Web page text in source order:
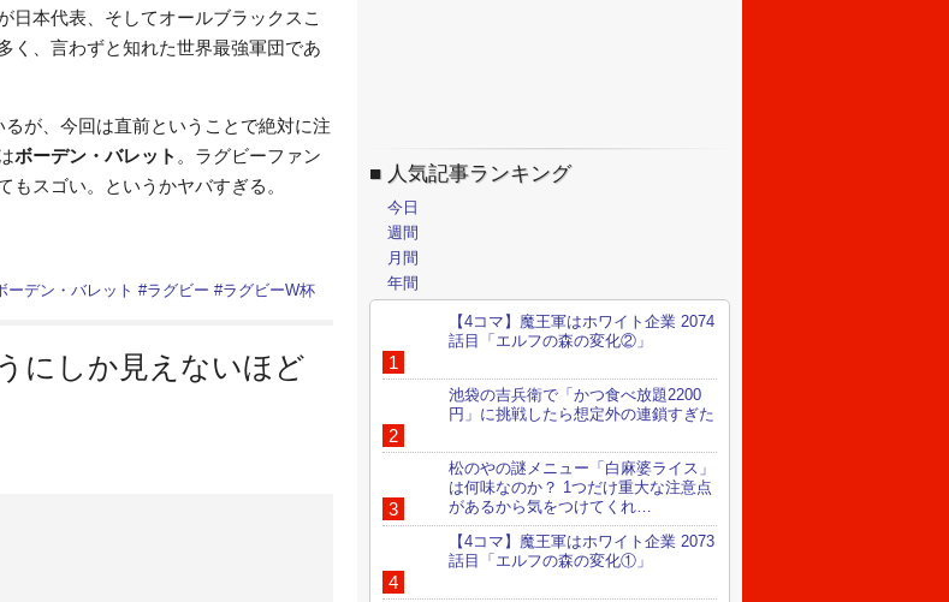
日本代表、そしてオールブラックスこ
く、言わずと知れた世界最強軍団であ
が、今回は直前ということで絶対に注
ボーデン・バレット 。ラグビーファン
スゴい。というかヤバすぎる。
ーデン・バレット #ラグビー #ラグビーW杯
にしか見えないほど
人気記事ランキング
今日
週間
月間
年間
【4コマ】魔王軍はホワイト企業 2074
話目「エルフの森の変化②」
池袋の吉兵衛で「かつ食べ放題2200
円」に挑戦したら想定外の連鎖すぎた
松のやの謎メニュー「白麻婆ライス」
は何味なのか？ 1つだけ重大な注意点
があるから気をつけてくれ…
【4コマ】魔王軍はホワイト企業 2073
話目「エルフの森の変化①」